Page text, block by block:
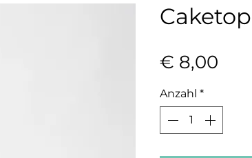
€ 8,00
Anzahl *